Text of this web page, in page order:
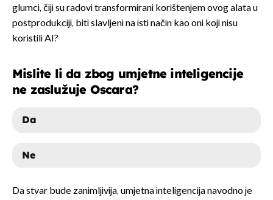
glumci, čiji su radovi transformirani korištenjem ovog alata u
postprodukciji, biti slavljeni na isti način kao oni koji nisu
koristili AI?
Mislite li da zbog umjetne inteligencije
ne zaslužuje Oscara?
Da
Ne
DA
Da stvar bude zanimljivija, umjetna inteligencija navodno je